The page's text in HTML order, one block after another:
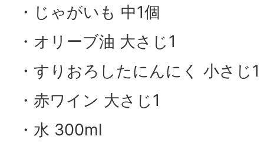
・じゃがいも 中1個
・オリーブ油 大さじ1
・すりおろしたにんにく 小さじ1
・赤ワイン 大さじ1
・水 300ml